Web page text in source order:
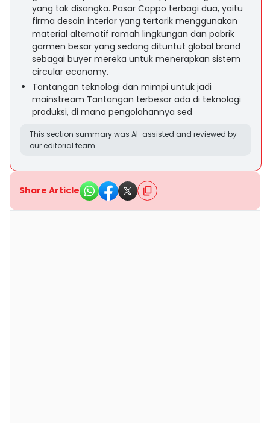
yang tak disangka. Pasar Coppo terbagi dua, yaitu
firma desain interior yang tertarik menggunakan
material alternatif ramah lingkungan dan pabrik
garmen besar yang sedang dituntut global brand
sebagai buyer mereka untuk menerapkan sistem
circular economy.
Tantangan teknologi dan mimpi untuk jadi
mainstream Tantangan terbesar ada di teknologi
produksi, di mana pengolahannya sed
This section summary was AI-assisted and reviewed by
our editorial team.
Share Article